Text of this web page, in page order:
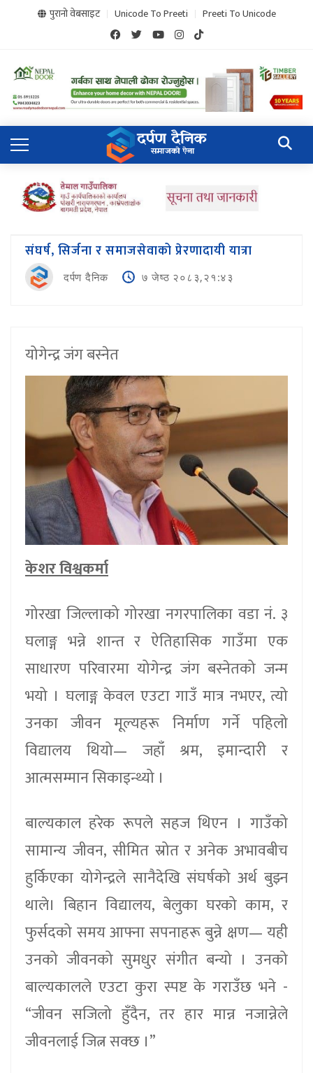
पुरानो वेबसाइट Unicode To Preeti Preeti To Unicode
संघर्ष, सिर्जना र समाजसेवाको प्रेरणादायी यात्रा
दर्पण दैनिक ७ जेष्ठ २०८३,२१:४३
योगेन्द्र जंग बस्नेत
केशर विश्वकर्मा
गोरखा जिल्लाको गोरखा नगरपालिका वडा नं. ३
घलाङ्ग भन्ने शान्त र ऐतिहासिक गाउँमा एक
साधारण परिवारमा योगेन्द्र जंग बस्नेतको जन्म
भयो । घलाङ्ग केवल एउटा गाउँ मात्र नभएर, त्यो
उनका जीवन मूल्यहरू निर्माण गर्ने पहिलो
विद्यालय थियो— जहाँ श्रम, इमान्दारी र
आत्मसम्मान सिकाइन्थ्यो ।
बाल्यकाल हरेक रूपले सहज थिएन । गाउँको
सामान्य जीवन, सीमित स्रोत र अनेक अभावबीच
हुर्किएका योगेन्द्रले सानैदेखि संघर्षको अर्थ बुझ्न
थाले। बिहान विद्यालय, बेलुका घरको काम, र
फुर्सदको समय आफ्ना सपनाहरू बुन्ने क्षण— यही
उनको जीवनको सुमधुर संगीत बन्यो । उनको
बाल्यकालले एउटा कुरा स्पष्ट के गराउँछ भने -
“जीवन सजिलो हुँदैन, तर हार मान्न नजान्नेले
जीवनलाई जित्न सक्छ ।”